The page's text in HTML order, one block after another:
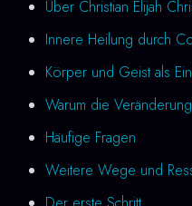
Über Christian Elijah
Innere Heilung durch
Körper und Geist als
Warum die
Häufige Fragen
Weitere Wege und